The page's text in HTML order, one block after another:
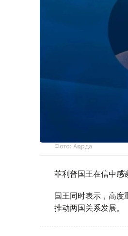
Фото: Ақорда
菲利普国王在信中感
国王同时表示，高度
推动两国关系发展。